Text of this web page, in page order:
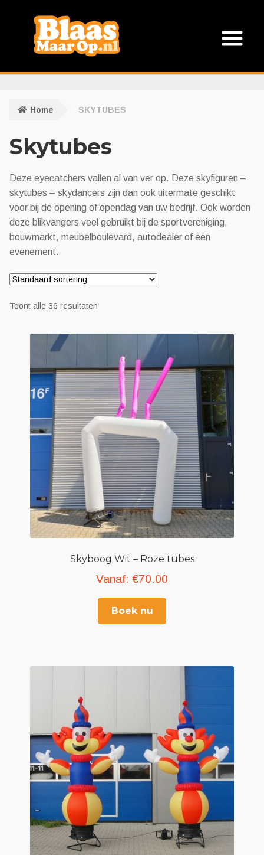
navigatie
Sarah
Halve Abraham
Halve Sarah
Feestobjecten indoor
Geboortefiguren
Opblaasfiguren
Eyecatcher
Skytubes
Feestversiering
Home SKYTUBES
Skytubes
Deze eyecatchers vallen al van ver op. Deze skyfiguren –
skytubes – skydancers zijn dan ook uitermate geschikt
voor bij de opening of opendag van uw bedrijf. Ook worden
deze blikvangers veel gebruikt bij de sportvereniging,
bouwmarkt, meubelboulevard, autodealer of een
evenement.
Toont alle 36 resultaten
Skyboog Wit – Roze tubes
Vanaf: €70.00
Boek nu